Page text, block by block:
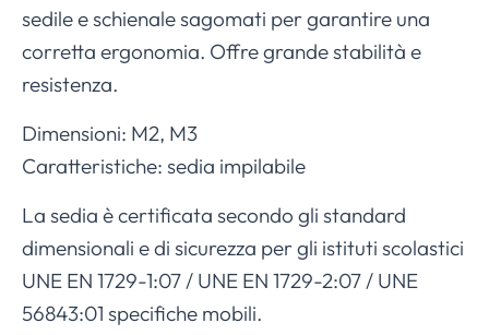
sedile e schienale sagomati per garantire una
corretta ergonomia. Offre grande stabilità e
resistenza.
Dimensioni: M2, M3
Caratteristiche: sedia impilabile
La sedia è certificata secondo gli standard
dimensionali e di sicurezza per gli istituti scolastici
UNE EN 1729-1:07 / UNE EN 1729-2:07 / UNE
56843:01 specifiche mobili.